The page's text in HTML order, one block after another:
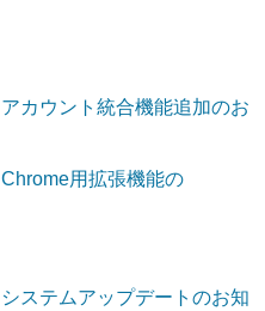
アカウント統合機能追加のお
Chrome用拡張機能の
システムアップデートのお知